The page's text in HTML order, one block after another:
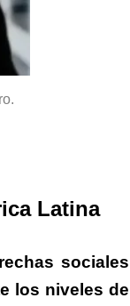
Latina
sociales
los niveles de